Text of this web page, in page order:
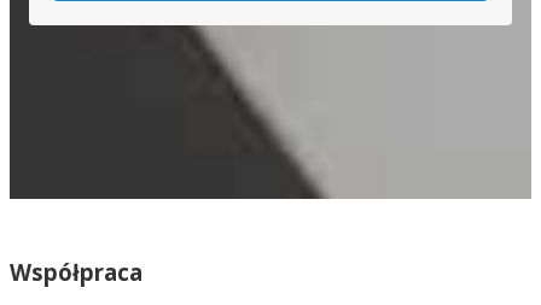
Współpraca